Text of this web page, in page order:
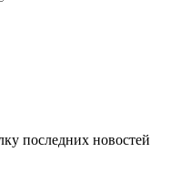
последних новостей